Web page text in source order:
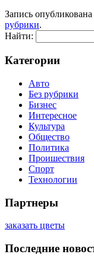
Запись опубликована
рубрики.
Найти:
Категории
Авто
Без рубрики
Бизнес
Интересное
Культура
Общество
Политика
Проишествия
Спорт
Технологии
Партнеры
заказать цветы
Последние